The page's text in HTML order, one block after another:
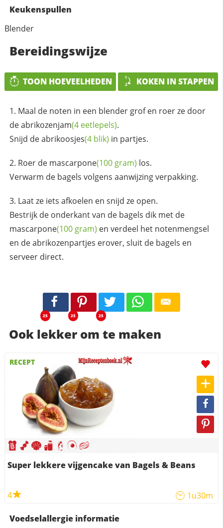
Keukenspullen
Blender
Bereidingswijze
TOON HOEVEELHEDEN KOKEN IN STAPPEN
Maal de noten in een blender grof en roer ze door
deabrikozenjam(4 eetlepels).
Snijd deabrikoosjes(4 blik) in partjes.
Roer de mascarpone(100 gram) los.
Verwarm de bagels volgens aanwijzing verpakking.
Laat ze iets afkoelen en snijd ze open.
Bestrijk de onderkant van de bagels dik met de
mascarpone(100 gram) en verdeel het notenmengsel
en de abrikozenpartjes erover, sluit de bagels en
serveer direct.
25 25 25
Ook lekker om te maken
RECEPT
Super lekkere vijgencake van Bagels & Beans
4 1u30m
Voedselallergie informatie